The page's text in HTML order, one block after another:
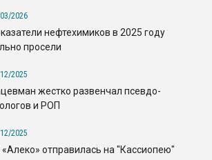
2026
нефтехимиков в 2025 году
просели
2025
жестко развенчал псевдо-
и РОП
2025
«Алеко» отправилась на "Кассиопею"